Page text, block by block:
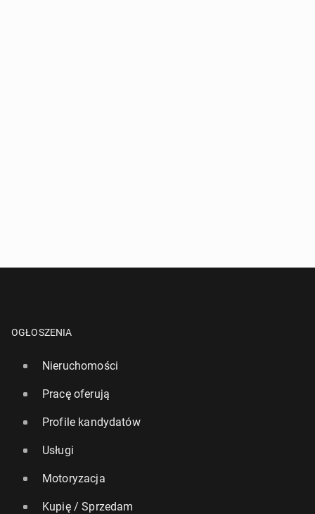
OGŁOSZENIA
Nieruchomości
Pracę oferują
Profile kandydatów
Usługi
Motoryzacja
Kupię / Sprzedam